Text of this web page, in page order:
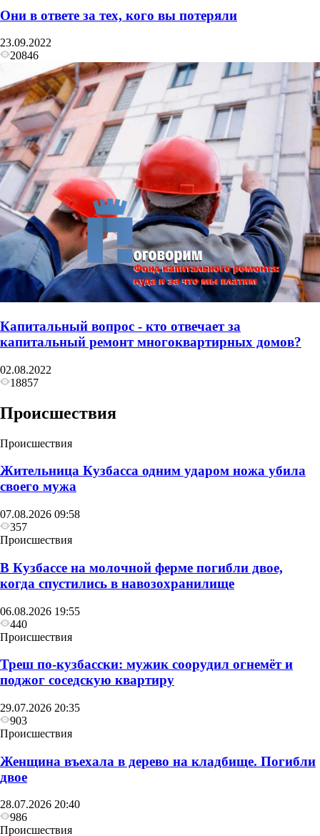
Они в ответе за тех, кого вы потеряли
23.09.2022
20846
Капитальный вопрос - кто отвечает за
капитальный ремонт многоквартирных домов?
02.08.2022
18857
Происшествия
Происшествия
Жительница Кузбасса одним ударом ножа убила
своего мужа
07.08.2026 09:58
357
Происшествия
В Кузбассе на молочной ферме погибли двое,
когда спустились в навозохранилище
06.08.2026 19:55
440
Происшествия
Треш по-кузбасски: мужик соорудил огнемёт и
поджог соседскую квартиру
29.07.2026 20:35
903
Происшествия
Женщина въехала в дерево на кладбище. Погибли
двое
28.07.2026 20:40
986
Происшествия